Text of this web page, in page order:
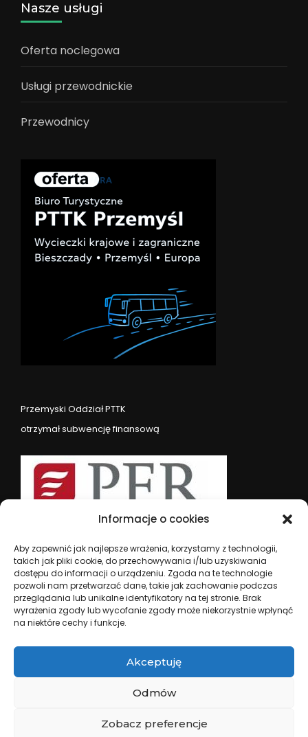
Informacje o cookies
Aby zapewnić jak najlepsze wrażenia, korzystamy z technologii,
takich jak pliki cookie, do przechowywania i/lub uzyskiwania
dostępu do informacji o urządzeniu. Zgoda na te technologie
pozwoli nam przetwarzać dane, takie jak zachowanie podczas
przeglądania lub unikalne identyfikatory na tej stronie. Brak
wyrażenia zgody lub wycofanie zgody może niekorzystnie wpłynąć
na niektóre cechy i funkcje.
Akceptuję
Odmów
Zobacz preferencje
Nasze usługi
Oferta noclegowa
Usługi przewodnickie
Przewodnicy
Przemyski Oddział PTTK
otrzymał subwencję finansową
PTTK Oddział im. M. Orłowicza ul. Waygarta 3, 37-700
przemysl@przemysl.pttk.pl
1240 2568 1111 0000 3629 4259
byWordPress.